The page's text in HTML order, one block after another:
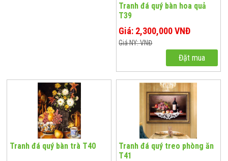
Tranh đá quý bàn hoa quả
T39
Giá: 2,300,000 VNĐ
Giá NY: VNĐ
Đặt mua
Tranh đá quý bàn trà T40
Tranh đá quý treo phòng ăn
T41